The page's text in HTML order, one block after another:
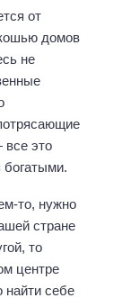
от
домов
не
все это
то, нужно
стране
то
центре
найти себе